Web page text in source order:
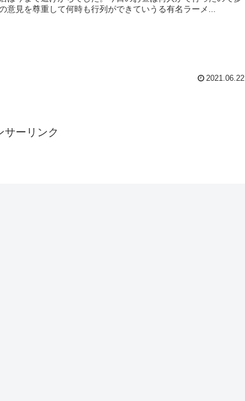
意見を尊重して何時も行列ができていうる有名ラーメ...
2021.06.22
サーリンク